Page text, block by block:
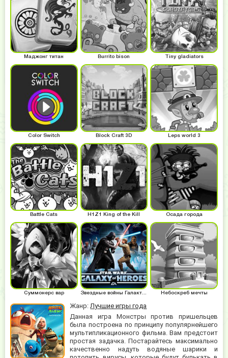
Жанр:Лучшие игры года
Данная игра Монстры против пришельцев
была построена по принципу популярнейшего
мультипликационного фильма. Вам предстоит
простая задачка. Постарайтесь максимально
качественно надуть водяные шарики и
Маджонг титан Burrito bison Tiny gladiators
Color Switch Block Craft 3D Leps world 3
Battle Cats H1Z1 King of the Kill Осада города
Суммонерс вар Звездные войны Галактика героев Небоскреб мечты